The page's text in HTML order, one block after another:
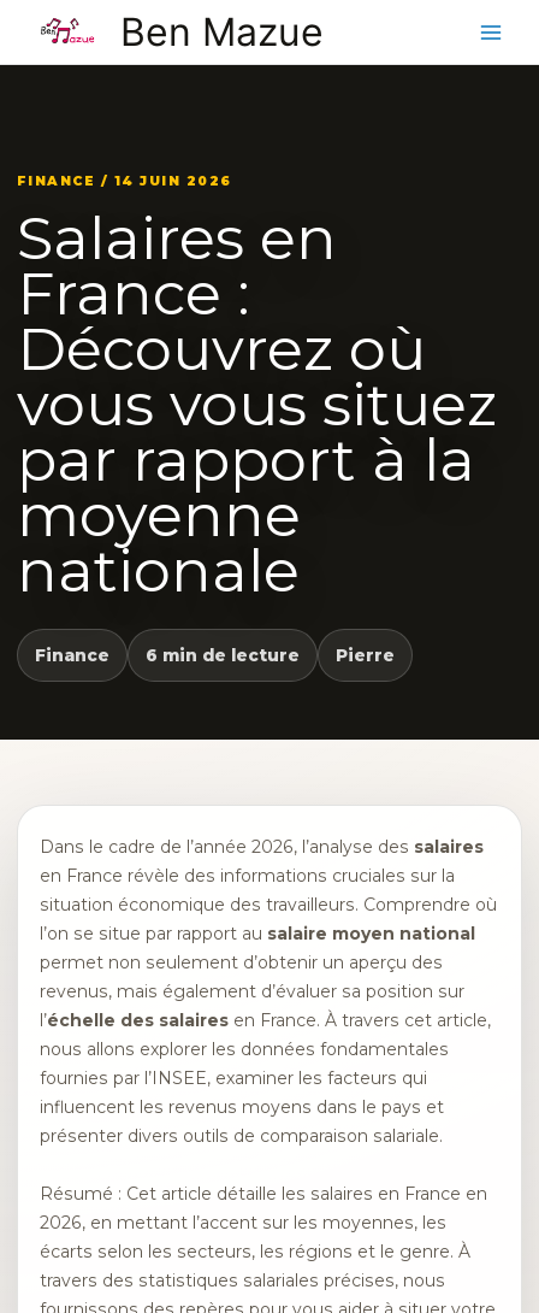
contenu
Ben Mazue
FINANCE / 14 JUIN 2026
Salaires en
France :
Découvrez où
vous vous situez
par rapport à la
moyenne
nationale
Finance 6 min de lecture Pierre
Dans le cadre de l’année 2026, l’analyse des salaires
en France révèle des informations cruciales sur la
situation économique des travailleurs. Comprendre où
l’on se situe par rapport au salaire moyen national
permet non seulement d’obtenir un aperçu des
revenus, mais également d’évaluer sa position sur
l’échelle des salaires en France. À travers cet article,
nous allons explorer les données fondamentales
fournies par l’INSEE, examiner les facteurs qui
influencent les revenus moyens dans le pays et
présenter divers outils de comparaison salariale.
Résumé : Cet article détaille les salaires en France en
2026, en mettant l’accent sur les moyennes, les
écarts selon les secteurs, les régions et le genre. À
travers des statistiques salariales précises, nous